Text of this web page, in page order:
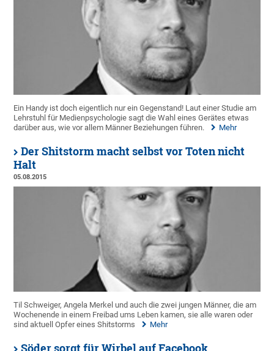
Ein Handy ist doch eigentlich nur ein Gegenstand! Laut einer Studie am
Lehrstuhl für Medienpsychologie sagt die Wahl eines Gerätes etwas
darüber aus, wie vor allem Männer Beziehungen führen.
Mehr
Der Shitstorm macht selbst vor Toten nicht
Halt
05.08.2015
Til Schweiger, Angela Merkel und auch die zwei jungen Männer, die am
Wochenende in einem Freibad ums Leben kamen, sie alle waren oder
sind aktuell Opfer eines Shitstorms
Mehr